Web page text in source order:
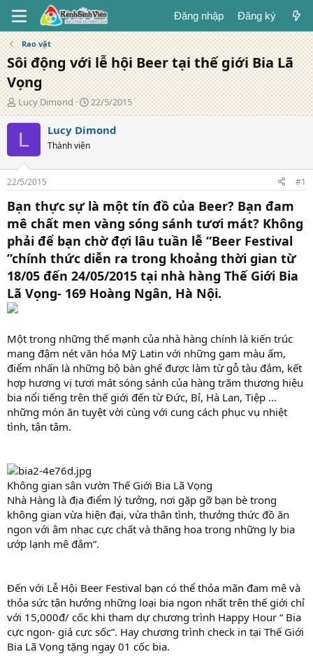
Đăng nhập Đăng ký
Rao vặt
Sôi động với lễ hội Beer tại thế giới Bia Lã
Vọng
T
á
c
ả
Lucy Dimond
N
g
à
g
22/5/2015
L Lucy Dimond
Thành viên
22/5/2015 #1
Bạn thực sự là một tín đồ của Beer? Bạn đam
mê chất men vàng sóng sánh tươi mát? Không
phải để bạn chờ đợi lâu tuần lễ “Beer Festival
”chính thức diễn ra trong khoảng thời gian từ
18/05 đến 24/05/2015 tại nhà hàng Thế Giới Bia
Lã Vọng- 169 Hoàng Ngân, Hà Nội.
Một trong những thế mạnh của nhà hàng chính là kiến trúc
mang đậm nét văn hóa Mỹ Latin với những gam màu ấm,
điểm nhấn là những bộ bàn ghế được làm từ gỗ tàu đắm, kết
hợp hương vị tươi mát sóng sánh của hàng trăm thương hiệu
bia nổi tiếng trên thế giới đến từ Đức, Bỉ, Hà Lan, Tiệp …
những món ăn tuyệt vời cùng với cung cách phục vụ nhiệt
tình, tận tâm.
Không gian sân vườn Thế Giới Bia Lã Vọng
Nhà Hàng là địa điểm lý tưởng, nơi gặp gỡ bạn bè trong
không gian vừa hiện đại, vừa thân tình, thưởng thức đồ ăn
ngon với âm nhạc cực chất và thăng hoa trong những ly bia
ướp lạnh mê đắm”.
Đến với Lễ Hội Beer Festival bạn có thể thỏa mãn đam mê và
thỏa sức tận hưởng những loại bia ngon nhất trên thế giới chỉ
với 15,000đ/ cốc khi tham dự chương trình Happy Hour “ Bia
cực ngon- giá cực sốc”. Hay chương trình check in tại Thế Giới
Bia Lã Vọng tặng ngay 01 cốc bia.